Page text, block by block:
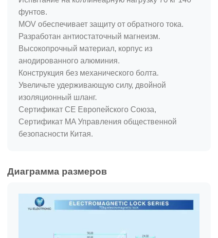
фунтов.
MOV обеспечивает защиту от обратного тока.
Разработан антиостаточный магнеизм.
Высокопрочный материал, корпус из
анодированного алюминия.
Конструкция без механического болта.
Увеличьте удерживающую силу, двойной
изоляционный шланг.
Сертификат CE Европейского Союза,
Сертификат MA Управления общественной
безопасности Китая.
Диаграмма размеров